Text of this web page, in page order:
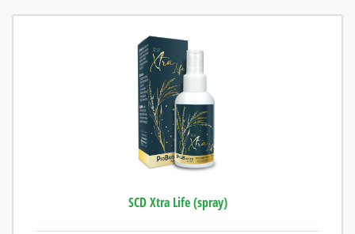
SCD Xtra Life (spray)